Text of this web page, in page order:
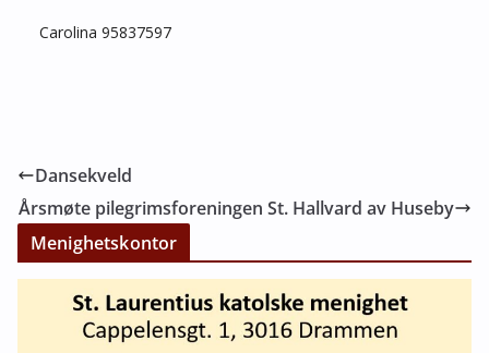
Carolina 95837597
Dansekveld
Årsmøte pilegrimsforeningen St. Hallvard av Huseby
Menighetskontor